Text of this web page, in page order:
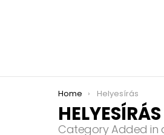
You are here:
Home Helyesírás
HELYESÍRÁS
Category Added in